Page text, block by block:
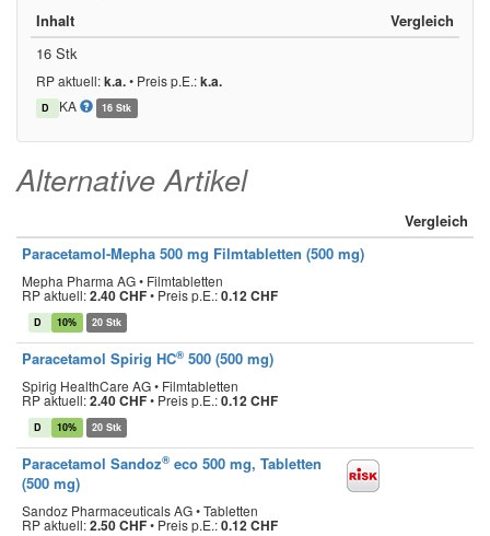
Inhalt
Vergleich
16 Stk
RP aktuell:k.a.• Preis p.E.:k.a.
D KA 16 Stk
Alternative Artikel
Vergleich
Paracetamol-Mepha 500 mg Filmtabletten (500 mg)
Mepha Pharma AG • Filmtabletten
RP aktuell:2.40 CHF• Preis p.E.:0.12 CHF
D 10% 20 Stk
Paracetamol Spirig HC® 500 (500 mg)
Spirig HealthCare AG • Filmtabletten
RP aktuell:2.40 CHF• Preis p.E.:0.12 CHF
D 10% 20 Stk
Paracetamol Sandoz® eco 500 mg, Tabletten
(500 mg)
Sandoz Pharmaceuticals AG • Tabletten
RP aktuell:2.50 CHF• Preis p.E.:0.12 CHF